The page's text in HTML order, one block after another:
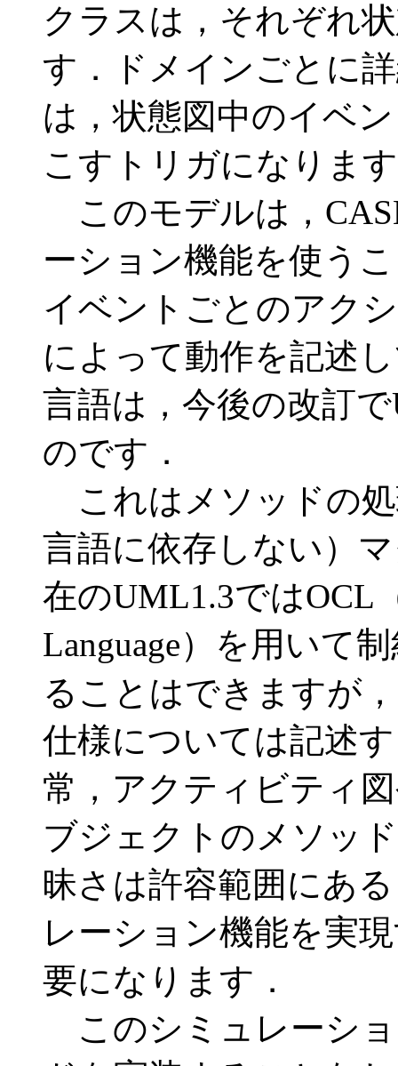
クラスは，それぞれ
す．ドメインごとに
は，状態図中のイベ
こすトリガになりま
このモデルは，
ーション機能を使う
イベントごとのアク
によって動作を記述
言語は，今後の改訂
のです．
これはメソッドの
言語に依存しない）
在のUML1.3ではOCL
Language）を用いて
ることはできますが
仕様については記述
常，アクティビティ
ブジェクトのメソッ
昧さは許容範囲にあ
レーション機能を実
要になります．
このシミュレーシ